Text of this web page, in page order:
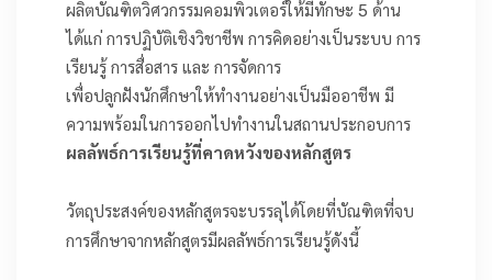
ผลิตบัณฑิตวิศวกรรมคอมพิวเตอร์ให้มีทักษะ 5 ด้าน
ได้แก่ การปฏิบัติเชิงวิชาชีพ การคิดอย่างเป็นระบบ การ
เรียนรู้ การสื่อสาร และ การจัดการ
เพื่อปลูกฝังนักศึกษาให้ทำงานอย่างเป็นมืออาชีพ มี
ความพร้อมในการออกไปทำงานในสถานประกอบการ
ผลลัพธ์การเรียนรู้ที่คาดหวังของหลักสูตร
วัตถุประสงค์ของหลักสูตรจะบรรลุได้โดยที่บัณฑิตที่จบ
การศึกษาจากหลักสูตรมีผลลัพธ์การเรียนรู้ดังนี้